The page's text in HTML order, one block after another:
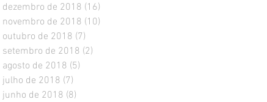
dezembro de 2018 (16)
novembro de 2018 (10)
outubro de 2018 (7)
setembro de 2018 (2)
agosto de 2018 (5)
julho de 2018 (7)
junho de 2018 (8)